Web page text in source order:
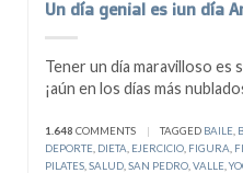
Un día genial es ¡un día
Tener un día maravilloso
¡aún en los días más
1.648 COMMENTS | TAGGED BAILE
DEPORTE DIETA EJERCICIO FIGURA
PILATES SALUD SAN PEDRO VALLE ,